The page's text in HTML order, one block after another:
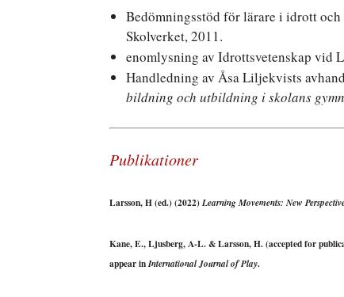
Bedömningsstöd för lärare i idrott
Skolverket, 2011.
enomlysning av Idrottsvetenskap vid
Handledning av Åsa Liljekvists
bildning och utbildning i skolans
Publikationer
Larsson, H(ed.) (2022)Learning Movements: New
Kane, E., Ljusberg, A-L. &Larsson, H.(accepted for
appear inInternational Journal of Play.